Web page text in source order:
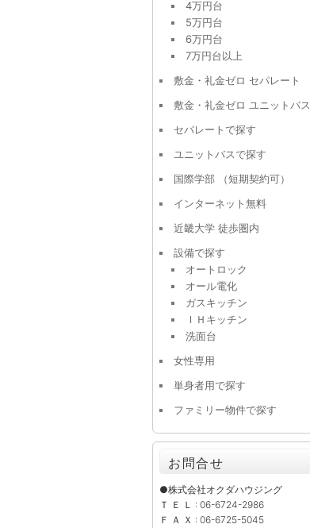
4万円台
5万円台
6万円台
7万円台以上
敷金・礼金ゼロ セパレート
敷金・礼金ゼロ ユニットバス
セパレートで探す
ユニットバスで探す
国際学部 （短期契約可）
インターネット無料
近畿大学 徒歩圏内
設備で探す
オートロック
オール電化
ガスキッチン
ＩＨキッチン
洗面台
女性専用
単身者用で探す
ファミリー物件で探す
お問合せ
●株式会社オクダハウジング
Ｔ Ｅ Ｌ : 06-6724-2986
Ｆ Ａ Ｘ : 06-6725-5045